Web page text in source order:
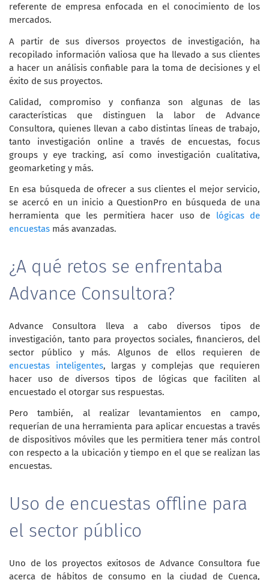
referente de empresa enfocada en el conocimiento de los
mercados.
A partir de sus diversos proyectos de investigación, ha
recopilado información valiosa que ha llevado a sus clientes
a hacer un análisis confiable para la toma de decisiones y el
éxito de sus proyectos.
Calidad, compromiso y confianza son algunas de las
características que distinguen la labor de Advance
Consultora, quienes llevan a cabo distintas líneas de trabajo,
tanto investigación online a través de encuestas, focus
groups y eye tracking, así como investigación cualitativa,
geomarketing y más.
En esa búsqueda de ofrecer a sus clientes el mejor servicio,
se acercó en un inicio a QuestionPro en búsqueda de una
herramienta que les permitiera hacer uso de lógicas de
encuestas más avanzadas.
¿A qué retos se enfrentaba
Advance Consultora?
Advance Consultora lleva a cabo diversos tipos de
investigación, tanto para proyectos sociales, financieros, del
sector público y más. Algunos de ellos requieren de
encuestas inteligentes, largas y complejas que requieren
hacer uso de diversos tipos de lógicas que faciliten al
encuestado el otorgar sus respuestas.
Pero también, al realizar levantamientos en campo,
requerían de una herramienta para aplicar encuestas a través
de dispositivos móviles que les permitiera tener más control
con respecto a la ubicación y tiempo en el que se realizan las
encuestas.
Uso de encuestas offline para
el sector público
Uno de los proyectos exitosos de Advance Consultora fue
acerca de hábitos de consumo en la ciudad de Cuenca,